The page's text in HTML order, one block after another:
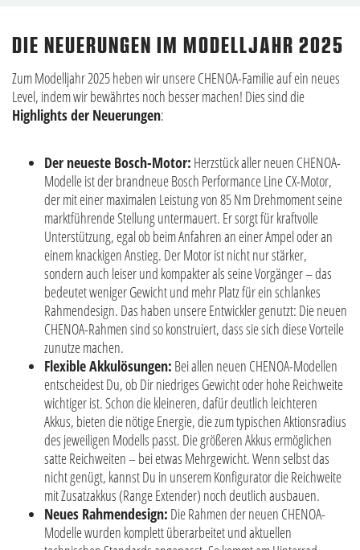
DIE NEUERUNGEN IM MODELLJAHR 2025
Zum Modelljahr 2025 heben wir unsere CHENOA-Familie auf ein neues
Level, indem wir bewährtes noch besser machen! Dies sind die
Highlights der Neuerungen:
Der neueste Bosch-Motor: Herzstück aller neuen CHENOA-
Modelle ist der brandneue Bosch Performance Line CX-Motor,
der mit einer maximalen Leistung von 85 Nm Drehmoment seine
marktführende Stellung untermauert. Er sorgt für kraftvolle
Unterstützung, egal ob beim Anfahren an einer Ampel oder an
einem knackigen Anstieg. Der Motor ist nicht nur stärker,
sondern auch leiser und kompakter als seine Vorgänger – das
bedeutet weniger Gewicht und mehr Platz für ein schlankes
Rahmendesign. Das haben unsere Entwickler genutzt: Die neuen
CHENOA-Rahmen sind so konstruiert, dass sie sich diese Vorteile
zunutze machen.
Flexible Akkulösungen: Bei allen neuen CHENOA-Modellen
entscheidest Du, ob Dir niedriges Gewicht oder hohe Reichweite
wichtiger ist. Schon die kleineren, dafür deutlich leichteren
Akkus, bieten die nötige Energie, die zum typischen Aktionsradius
des jeweiligen Modells passt. Die größeren Akkus ermöglichen
satte Reichweiten – bei etwas Mehrgewicht. Wenn selbst das
nicht genügt, kannst Du in unserem Konfigurator die Reichweite
mit Zusatzakkus (Range Extender) noch deutlich ausbauen.
Neues Rahmendesign: Die Rahmen der neuen CHENOA-
Modelle wurden komplett überarbeitet und aktuellen